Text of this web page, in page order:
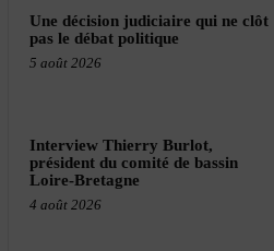
Une décision judiciaire qui ne clôt
pas le débat politique
5 août 2026
Interview Thierry Burlot,
président du comité de bassin
Loire-Bretagne
4 août 2026